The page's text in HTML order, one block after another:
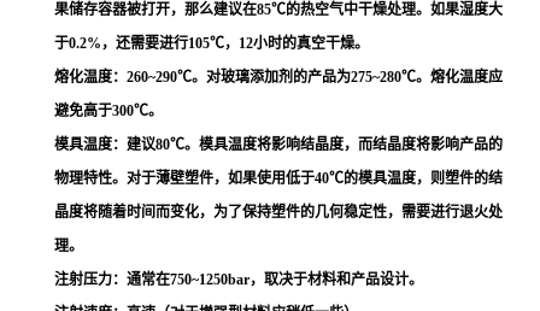
果储存容器被打开，那么建议在85℃的热空气中干燥处理。如果湿度大
于0.2%，还需要进行105℃，12小时的真空干燥。
熔化温度：260~290℃。对玻璃添加剂的产品为275~280℃。熔化温度应
避免高于300℃。
模具温度：建议80℃。模具温度将影响结晶度，而结晶度将影响产品的
物理特性。对于薄壁塑件，如果使用低于40℃的模具温度，则塑件的结
晶度将随着时间而变化，为了保持塑件的几何稳定性，需要进行退火处
理。
注射压力：通常在750~1250bar，取决于材料和产品设计。